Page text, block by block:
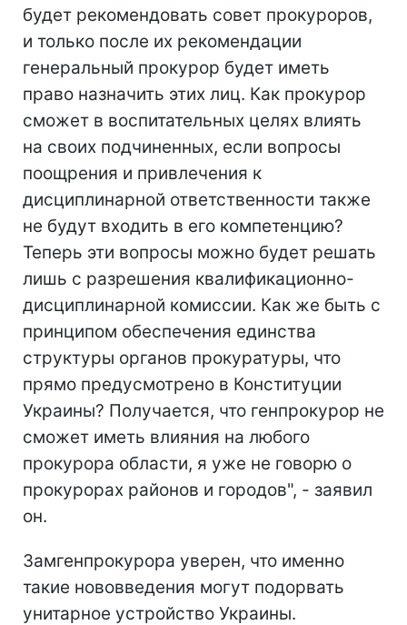
будет рекомендовать совет прокуроров,
и только после их рекомендации
генеральный прокурор будет иметь
право назначить этих лиц. Как прокурор
сможет в воспитательных целях влиять
на своих подчиненных, если вопросы
поощрения и привлечения к
дисциплинарной ответственности также
не будут входить в его компетенцию?
Теперь эти вопросы можно будет решать
лишь с разрешения квалификационно-
дисциплинарной комиссии. Как же быть с
принципом обеспечения единства
структуры органов прокуратуры, что
прямо предусмотрено в Конституции
Украины? Получается, что генпрокурор не
сможет иметь влияния на любого
прокурора области, я уже не говорю о
прокурорах районов и городов", - заявил
он.
Замгенпрокурора уверен, что именно
такие нововведения могут подорвать
унитарное устройство Украины.